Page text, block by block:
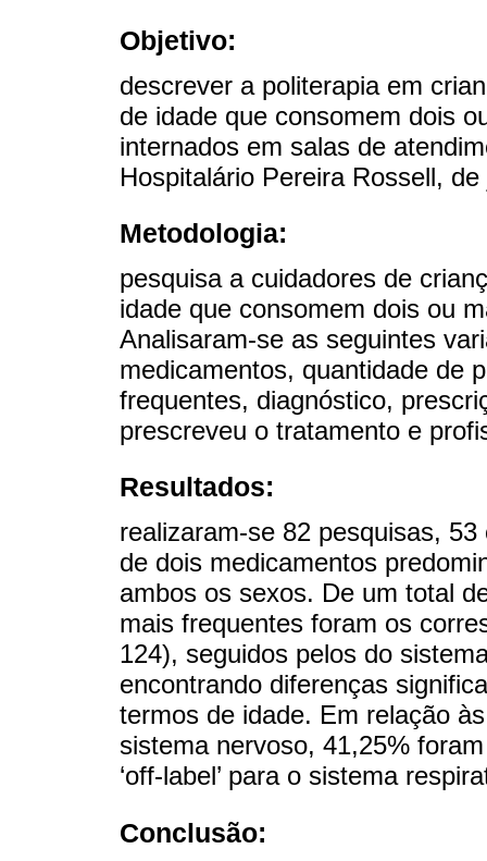
Objetivo:
descrever a politerapia em
de idade que consomem dois
internados em salas de
Hospitalário Pereira Rossell,
Metodologia:
pesquisa a cuidadores de
idade que consomem dois ou
Analisaram-se as seguintes
medicamentos, quantidade de
frequentes, diagnóstico,
prescreveu o tratamento e
Resultados:
realizaram-se 82 pesquisas,
de dois medicamentos
ambos os sexos. De um total
mais frequentes foram os
124), seguidos pelos do
encontrando diferenças
termos de idade. Em relação
sistema nervoso, 41,25%
‘off-label’ para o sistema
Conclusão: